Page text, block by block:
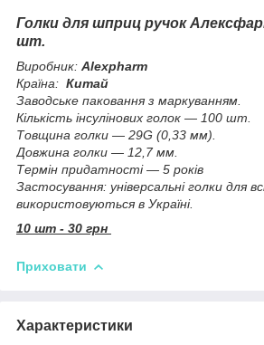
Голки для шприц ручок
шт.
Виробник: Alexpharm
Країна: Китай
Заводське паковання з маркуванням.
Кількість інсулінових голок — 100 шт.
Товщина голки — 29G (0,33 мм).
Довжина голки — 12,7 мм.
Термін придатності — 5 років
Застосування: універсальні голки для
використовуються в Україні.
10 шт - 30 грн
Приховати
Характеристики